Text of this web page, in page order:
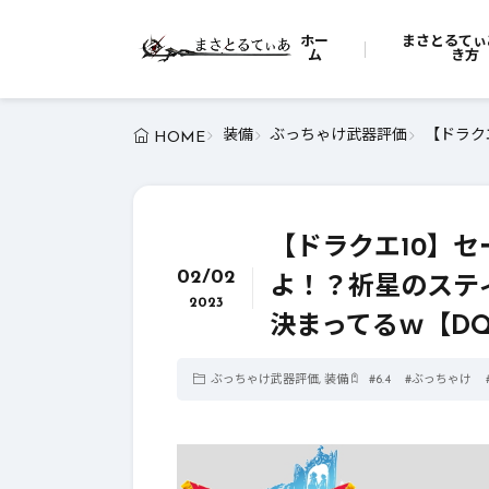
ホー
ム
まさとるて
き方
HOME 装備 ぶっちゃけ武器評価 【ドラ
02/02
2023
【ドラクエ10】
よ！？祈星のス
決まってるｗ【
ぶっちゃけ武器評価, 装備 #6.4 #ぶっちゃけ